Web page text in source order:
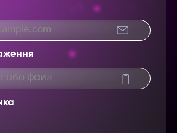
название партнерки,
и т.п.
або файл